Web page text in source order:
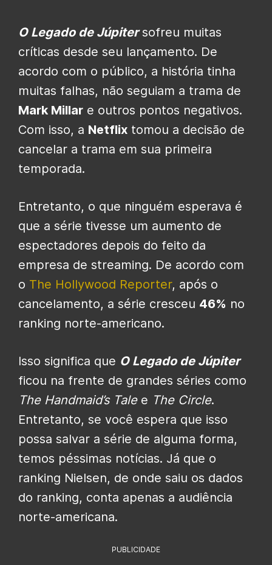
O Legado de Júpitersofreu muitas
críticas desde seu lançamento. De
acordo com o público, a história tinha
muitas falhas, não seguiam a trama de
Mark Millar e outros pontos negativos.
Com isso, a Netflix tomou a decisão de
cancelar a trama em sua primeira
temporada.
Entretanto, o que ninguém esperava é
que a série tivesse um aumento de
espectadores depois do feito da
empresa de streaming. De acordo com
o The Hollywood Reporter, após o
cancelamento, a série cresceu 46% no
ranking norte-americano.
Isso significa que O Legado de Júpiter
ficou na frente de grandes séries como
The Handmaid’s Talee The Circle.
Entretanto, se você espera que isso
possa salvar a série de alguma forma,
temos péssimas notícias. Já que o
ranking Nielsen, de onde saiu os dados
do ranking, conta apenas a audiência
norte-americana.
PUBLICIDADE